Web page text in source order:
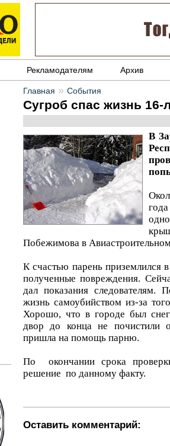
Рекламодателям Архив
Главная » События
Сугроб спас жизнь
В
Побежимова в
К счастью парень приземлился
полученные повреждения.
дал показания следователям.
жизнь самоубийством из-за
Хорошо, что в городе был
двор до конца не почистили
пришла на помощь парню.
По окончании срока
решение по данному факту.
Оставить комментарий: